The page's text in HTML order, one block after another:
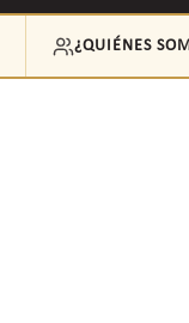
¿QUIÉNES